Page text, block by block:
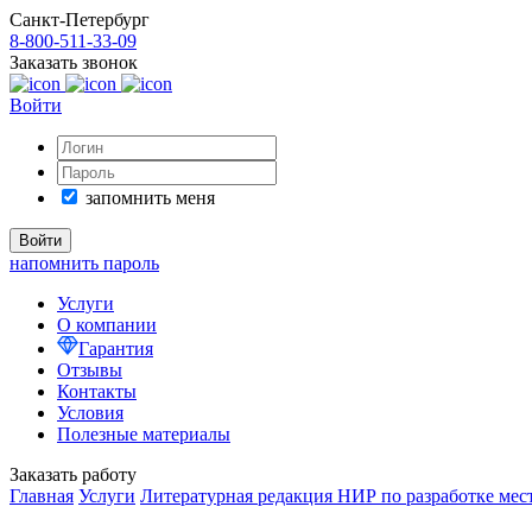
Санкт-Петербург
8-800-511-33-09
Заказать звонок
Войти
запомнить меня
напомнить пароль
Услуги
О компании
Гарантия
Отзывы
Контакты
Условия
Полезные материалы
Заказать работу
Главная Услуги Литературная редакция НИР по разработке